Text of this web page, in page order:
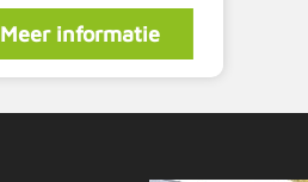
Meer informatie